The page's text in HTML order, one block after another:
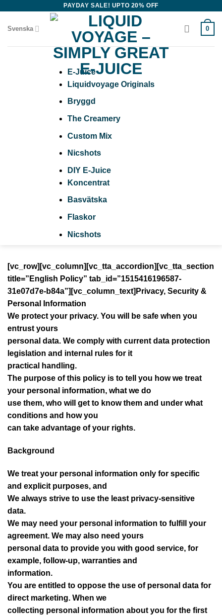
content
PAYDAY SALE! UPTO 20% OFF
Svenska 0
E-Juice
Liquidvoyage Originals
Bryggd
The Creamery
Custom Mix
Nicshots
DIY E-Juice
Koncentrat
Basvätska
Flaskor
Nicshots
[vc_row][vc_column][vc_tta_accordion][vc_tta_section
title=”English Policy” tab_id=”1515416196587-
31e07d7e-b84a”][vc_column_text] Privacy, Security &
Personal Information
We protect your privacy. You will be safe when you
entrust yours
personal data. We comply with current data protection
legislation and internal rules for it
practical handling.
The purpose of this policy is to tell you how we treat
your personal information, what we do
use them, who will get to know them and under what
conditions and how you
can take advantage of your rights.
Background
We treat your personal information only for specific
and explicit purposes, and
We always strive to use the least privacy-sensitive
data.
We may need your personal information to fulfill your
agreement. We may also need yours
personal data to provide you with good service, for
example, follow-up, warranties and
information.
You are entitled to oppose the use of personal data for
direct marketing. When we
collecting personal information about you for the first